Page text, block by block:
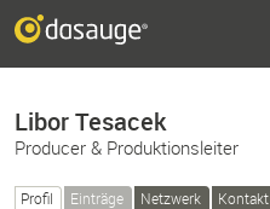
Libor Tesacek
Producer & Produktionsleiter
Profil Einträge Netzwerk Kontakt